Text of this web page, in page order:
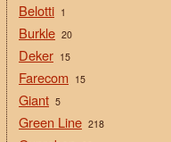
Belotti 1
Burkle 20
Deker 15
Farecom 15
Giant 5
Green Line 218